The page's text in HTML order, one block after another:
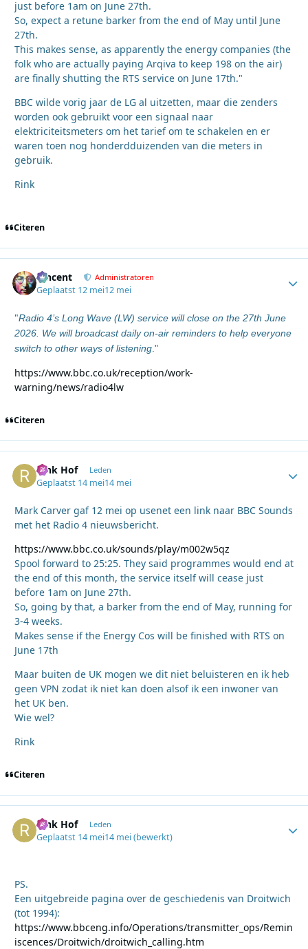
just before 1am on June 27th.
So, expect a retune barker from the end of May until June
27th.
This makes sense, as apparently the energy companies (the
folk who are actually paying Arqiva to keep 198 on the air)
are finally shutting the RTS service on June 17th."
BBC wilde vorig jaar de LG al uitzetten, maar die zenders
worden ook gebruikt voor een signaal naar
elektriciteitsmeters om het tarief om te schakelen en er
waren toen nog honderdduizenden van die meters in
gebruik.
Rink
Citeren
Vincent Administratoren
Geplaatst 12 mei12 mei
"Radio 4’s Long Wave (LW) service will close on the 27th June
2026. We will broadcast daily on-air reminders to help everyone
switch to other ways of listening ."
https://www.bbc.co.uk/reception/work-
warning/news/radio4lw
Citeren
Rink Hof Leden
Geplaatst 14 mei14 mei
Mark Carver gaf 12 mei op usenet een link naar BBC Sounds
met het Radio 4 nieuwsbericht.
https://www.bbc.co.uk/sounds/play/m002w5qz
Spool forward to 25:25. They said programmes would end at
the end of this month, the service itself will cease just
before 1am on June 27th.
So, going by that, a barker from the end of May, running for
3-4 weeks.
Makes sense if the Energy Cos will be finished with RTS on
June 17th
Maar buiten de UK mogen we dit niet beluisteren en ik heb
geen VPN zodat ik niet kan doen alsof ik een inwoner van
het UK ben.
Wie wel?
Rink
Citeren
Rink Hof Leden
Geplaatst 14 mei14 mei(bewerkt)
PS.
Een uitgebreide pagina over de geschiedenis van Droitwich
(tot 1994):
https://www.bbceng.info/Operations/transmitter_ops/Remin
iscences/Droitwich/droitwich_calling.htm